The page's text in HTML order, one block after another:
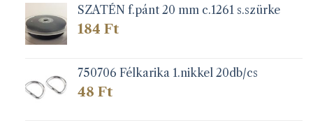
SZATÉN f.pánt 20 mm c.1261 s.szürke
184 Ft
750706 Félkarika 1.nikkel 20db/cs
48 Ft